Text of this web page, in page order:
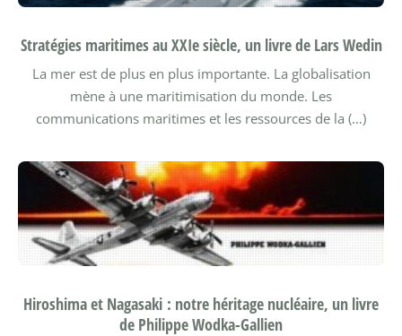
Stratégies maritimes au XXIe siècle, un livre de Lars Wedin
La mer est de plus en plus importante. La globalisation
mène à une maritimisation du monde. Les
communications maritimes et les ressources de la (…)
Hiroshima et Nagasaki : notre héritage nucléaire, un livre
de Philippe Wodka-Gallien